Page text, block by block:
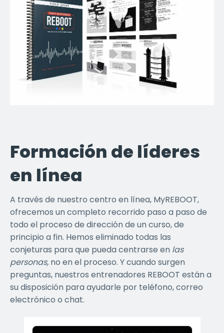
Formación de líderes
en línea
A través de nuestro centro en línea, MyREBOOT,
ofrecemos un completo recorrido paso a paso de
todo el proceso de dirección de un curso, de
principio a fin. Hemos eliminado todas las
conjeturas para que pueda centrarse en las
personas, no en el proceso. Y cuando surgen
preguntas, nuestros entrenadores REBOOT están a
su disposición para ayudarle por teléfono, correo
electrónico o chat.